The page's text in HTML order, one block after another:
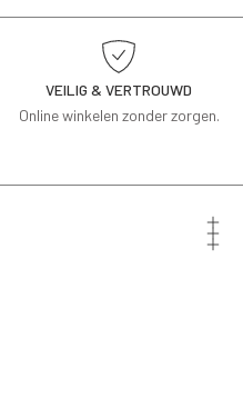
VEILIG & VERTROUWD
Online winkelen zonder zorgen.